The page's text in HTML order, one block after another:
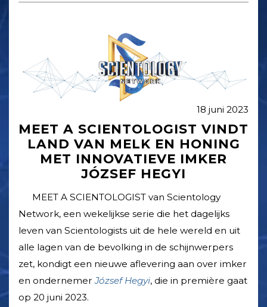
18 juni 2023
MEET A SCIENTOLOGIST VINDT
LAND VAN MELK EN HONING
MET INNOVATIEVE IMKER
JÓZSEF HEGYI
MEET A SCIENTOLOGIST van Scientology
Network, een wekelijkse serie die het dagelijks
leven van Scientologists uit de hele wereld en uit
alle lagen van de bevolking in de schijnwerpers
zet, kondigt een nieuwe aflevering aan over imker
en ondernemerJózsef Hegyi, die in première gaat
op 20 juni 2023.